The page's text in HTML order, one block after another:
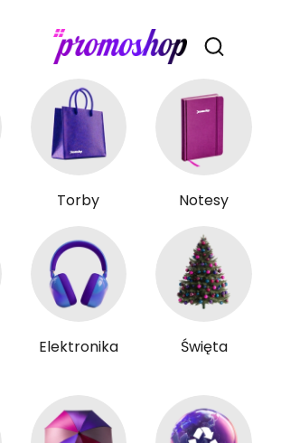
Otwórz
Torby Notesy
Elektronika Święta